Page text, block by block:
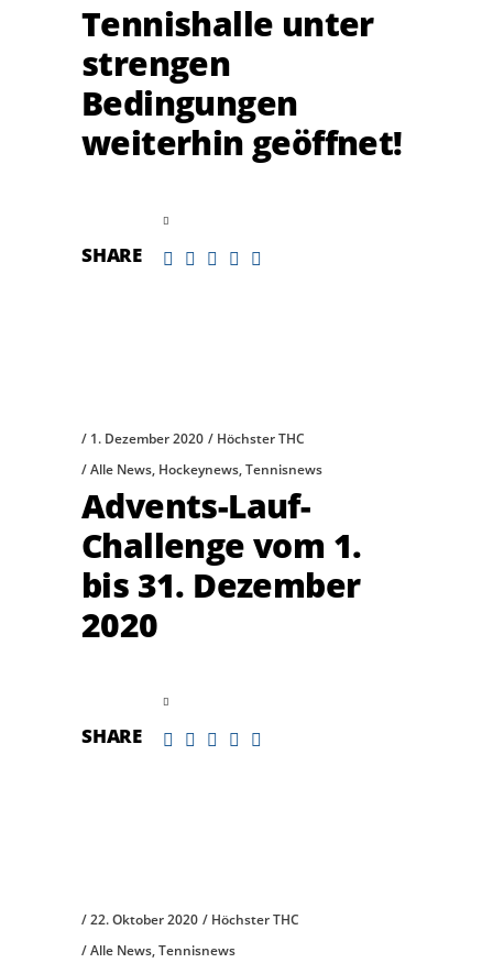
Tennishalle unter
strengen
Bedingungen
weiterhin geöffnet!
SHARE
1. Dezember 2020
Höchster THC
Alle News, Hockeynews,Tennisnews
Advents-Lauf-
Challenge vom 1.
bis 31. Dezember
2020
SHARE
22. Oktober 2020
Höchster THC
Alle News,Tennisnews